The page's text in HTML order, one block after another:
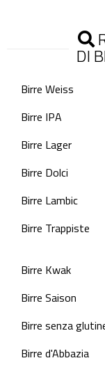
DI
Birre Weiss
Birre IPA
Birre Lager
Birre Dolci
Birre Lambic
Birre Trappiste
Birre Kwak
Birre Saison
Birre senza
Birre d'Abbazia